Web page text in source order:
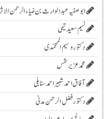
ابو صفیہ عبدالوارث بن ضیاء الرحمن
نسیم سعید تیمی
دکتور وسیم المحمّدی
محمدعزیرشمس
آفاق احمد شبیر احمد سنابلی
دکتور فضل الرحمن مدنی